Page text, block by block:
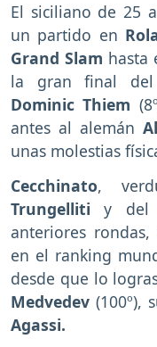
El siciliano de 25
un partido en
Grand Slam hasta
la gran final del
Dominic Thiem
antes al alemán
unas molestias
Cecchinato,
Trungelliti y del
anteriores
en el ranking
desde que lo
Medvedev (100º),
Agassi.